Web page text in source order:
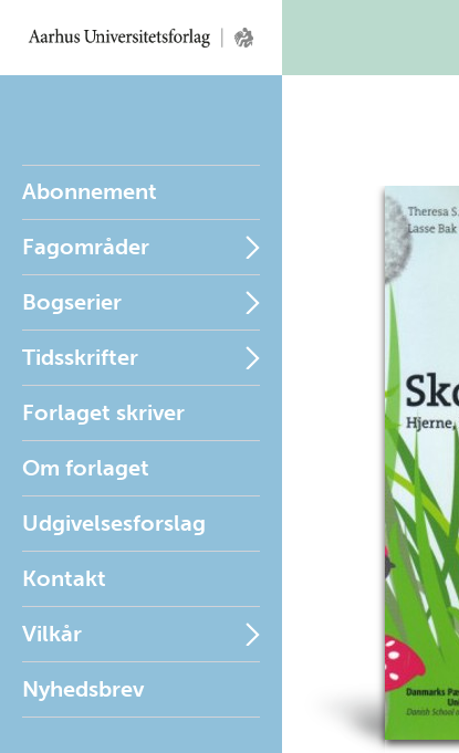
Abonnement
Fagområder
Bogserier
Tidsskrifter
Forlaget skriver
Om forlaget
Udgivelsesforslag
Kontakt
Vilkår
Nyhedsbrev